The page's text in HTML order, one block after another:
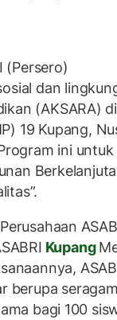
(Persero)
dan
(AKSARA) di
19 Kupang,
ini untuk
Kupang
berupa
bagi 100